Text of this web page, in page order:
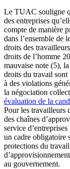
Le TUAC souligne
des entreprises
compte de manière
dans l’ensemble de
droits des
droits de l’homme
mauvaise note (5),
droits du travail sont
à des violations
la négociation
évaluation de la
Pour les travailleurs
des chaînes
service
un cadre obligatoire
protections du
au gouvernement.